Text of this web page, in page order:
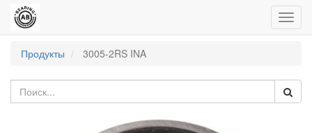
Продукты
3005-2RS INA